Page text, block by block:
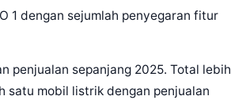
1 dengan sejumlah penyegaran fitur
penjualan sepanjang 2025. Total lebih
satu mobil listrik dengan penjualan